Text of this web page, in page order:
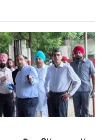
लंबे समय से लंबित
के लिए हर स्तर
तनेजा